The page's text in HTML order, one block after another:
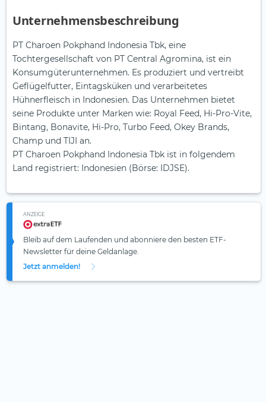
Unternehmensbeschreibung
PT Charoen Pokphand Indonesia Tbk, eine
Tochtergesellschaft von PT Central Agromina, ist ein
Konsumgüterunternehmen. Es produziert und vertreibt
Geflügelfutter, Eintagsküken und verarbeitetes
Hühnerfleisch in Indonesien. Das Unternehmen bietet
seine Produkte unter Marken wie: Royal Feed, Hi-Pro-Vite,
Bintang, Bonavite, Hi-Pro, Turbo Feed, Okey Brands,
Champ und TIJI an.
PT Charoen Pokphand Indonesia Tbk ist in folgendem
Land registriert: Indonesien (Börse: IDJSE).
ANZEIGE
Bleib auf dem Laufenden und abonniere den besten ETF-
Newsletter für deine Geldanlage.
Jetzt anmelden!